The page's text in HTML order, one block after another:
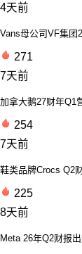
4天前
Vans母公司VF集团
271
7天前
加拿大鹅27财年Q1
254
7天前
鞋类品牌Crocs Q2
225
8天前
Meta 26年Q2财报